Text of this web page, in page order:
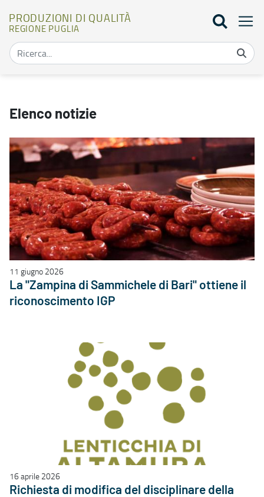
PRODUZIONI DI QUALITÀ
REGIONE PUGLIA
Elenco notizie
11 giugno 2026
La "Zampina di Sammichele di Bari" ottiene il
riconoscimento IGP
16 aprile 2026
Richiesta di modifica del disciplinare della